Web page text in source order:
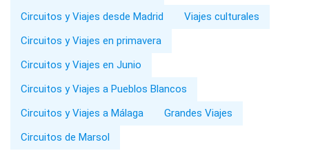
Circuitos y Viajes desde Madrid
Viajes culturales
Circuitos y Viajes en primavera
Circuitos y Viajes en Junio
Circuitos y Viajes a Pueblos Blancos
Circuitos y Viajes a Málaga
Grandes Viajes
Circuitos de Marsol